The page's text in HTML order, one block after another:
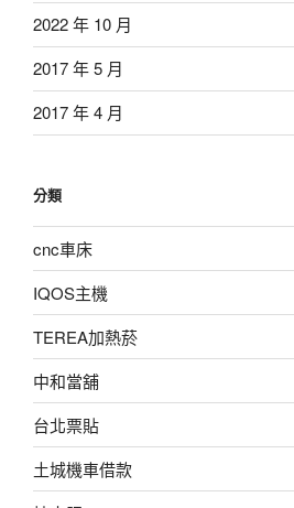
2022 年 10 月
2017 年 5 月
2017 年 4 月
分類
cnc車床
IQOS主機
TEREA加熱菸
中和當舖
台北票貼
土城機車借款